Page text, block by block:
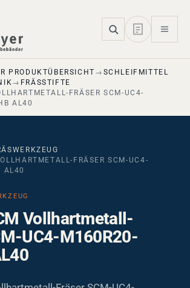
PRODUKTÜBERSICHT
SCHLEIFMITTEL
FRÄSSTIFTE
FRÄSER SCM-UC4-
AL40
FRÄSER SCM-UC4-
AL40
Vollhartmetall-
UC4-M160R20-